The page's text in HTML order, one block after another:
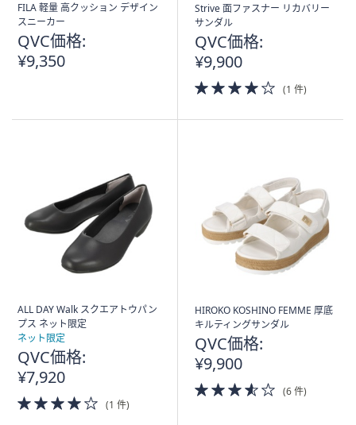
FILA 軽量 高クッション デザイン
スニーカー
QVC価格:
¥9,350
Strive 面ファスナー リカバリー
サンダル
QVC価格:
¥9,900
4.0
of
(1 件)
ALL DAY Walk スクエアトウパン
プス ネット限定
ネット限定
QVC価格:
¥7,920
4.0
of
(1 件)
HIROKO KOSHINO FEMME 厚底
キルティングサンダル
QVC価格:
¥9,900
3.5
of
(6 件)